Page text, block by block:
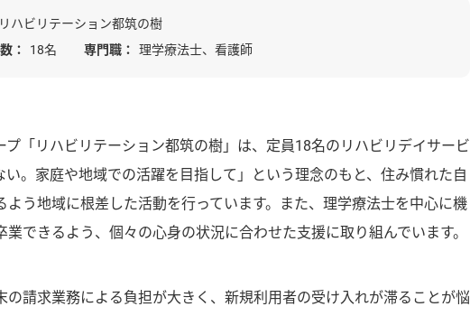
ハビリテーション都筑の樹
： 18名 専門職： 理学療法士、看護師
「リハビリテーション都筑の樹」は、定員18名のリハビリデイサービ
。家庭や地域での活躍を目指して」という理念のもと、住み慣れた自
う地域に根差した活動を行っています。また、理学療法士を中心に機
できるよう、個々の心身の状況に合わせた支援に取り組んでいます。
の請求業務による負担が大きく、新規利用者の受け入れが滞ることが悩